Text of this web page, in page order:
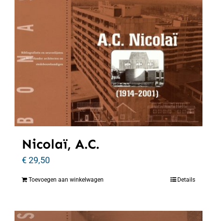
Nicolaï, A.C.
€29,50
Toevoegen aan winkelwagen Details